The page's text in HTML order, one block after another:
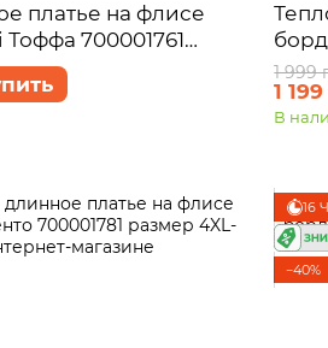
платье на флисе
700001761
1 999
1
В
16
−40%